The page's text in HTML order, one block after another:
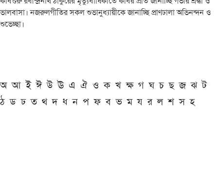
ভালবাসা। নজরুলগীতির সকল শুভানুধ্যায়ীকে জানাচ্ছি প্রাণঢালা অভিনন্দন ও
শুভেচ্ছা।
অ আ ই ঈ উ ঊ এ ঐ ও ক খ ক্ষ গ ঘ চ ছ জ ঝ ট
ঠ ড ঢ ত থ দ ধ ন প ফ ব ভ ম য র ল শ স হ